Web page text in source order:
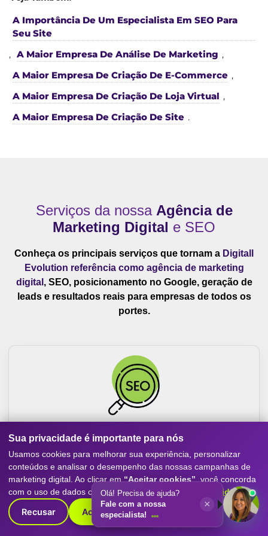
A Importância De Um Especialista Em SEO Para
Seu Site
, A Maior Empresa De Análise De Marketing ,
A Maior Empresa De Criação De E-Commerce ,
A Maior Empresa De Criação De Loja Virtual ,
A Maior Empresa De Criação De Site .
Serviços da nossa Agência de
Marketing Digital e SEO
Conheça os principais serviços que tornam a Digitall
Evolution referência como agência de marketing
digital , SEO, posicionamento no Google, geração de
leads e resultados reais para empresas de todos os
portes.
SEO Avançado
Otimização de sites para ranquear sua empresa no topo
do Google. Nossa agência de marketing digital aplica SEO
técnico, conteúdo estratégico e link building para atrair
clientes e aumentar a autoridade da sua marca.
Saiba Mais
Sua privacidade é importante para nós
Usamos cookies para melhorar sua experiência, personalizar
conteúdos e analisar o desempenho das nossas campanhas de
marketing digital. Ao clicar em “Aceitar cookies” , você concorda
com o uso de dados conforme nossaPolítica de Privacidade.
Recusar Aceitar cookies
Olá! Precisa de ajuda?
Fale com a nossa
especialista!
×